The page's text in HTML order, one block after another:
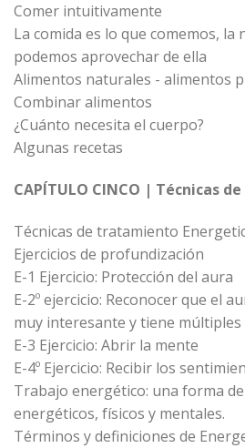
Comer intuitivamente
La comida es lo que comemos, la
podemos aprovechar de ella
Alimentos naturales - alimentos
Combinar alimentos
¿Cuánto necesita el cuerpo?
Algunas recetas
CAPÍTULO CINCO | Técnicas
Técnicas de tratamiento
Ejercicios de profundización
E-1 Ejercicio: Protección del aura
E-2º ejercicio: Reconocer que el
muy interesante y tiene múltiples
E-3 Ejercicio: Abrir la mente
E-4º Ejercicio: Recibir los
Trabajo energético: una forma
energéticos, físicos y mentales.
Términos y definiciones de